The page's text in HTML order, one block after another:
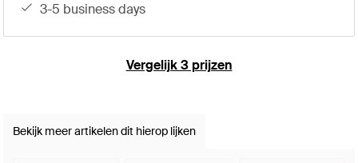
3-5 business days
Vergelijk 3 prijzen
Bekijk meer artikelen dit hierop lijken